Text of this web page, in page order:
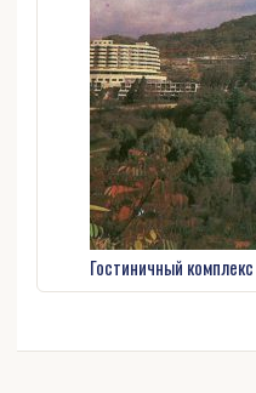
Гостиничный